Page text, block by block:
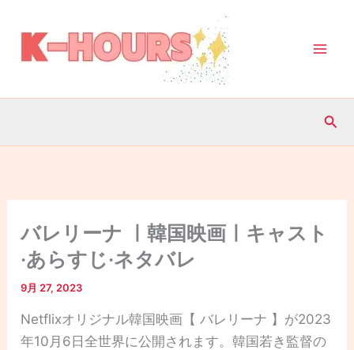
キ
プ
検
バレリーナ ㅣ韓国映画ㅣキャスト
·あらすじ·ネタバレ
9月 27, 2023
Netflixオリジナル韓国映画【 バレリーナ 】が2023
年10月6日全世界に公開されます。韓国若き監督の